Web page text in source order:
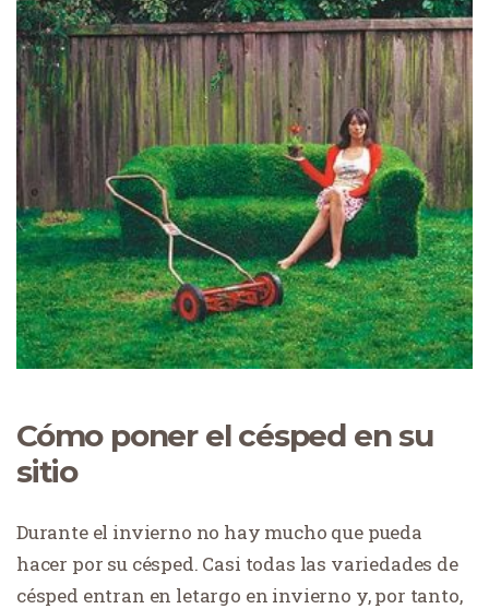
Cómo poner el césped en su
sitio
Durante el invierno no hay mucho que pueda
hacer por su césped. Casi todas las variedades de
césped entran en letargo en invierno y, por tanto,